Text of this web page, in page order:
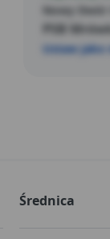
Nowy Dwór
PSB
Ustaw jako
Średnica